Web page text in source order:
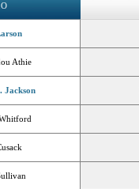
Athie
Jackson